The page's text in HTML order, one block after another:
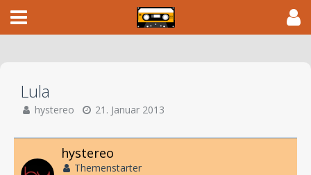
Lula
hystereo 21. Januar 2013
hystereo
Themenstarter